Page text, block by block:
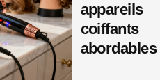
appareils
coiffants
abordables